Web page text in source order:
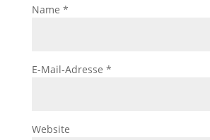
Name *
E-Mail-Adresse *
Website